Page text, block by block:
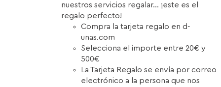
nuestros servicios regalar... ¡este es el
regalo perfecto!
Compra la tarjeta regalo en d-
unas.com
Selecciona el importe entre 20€ y
500€
La Tarjeta Regalo se envía por correo
electrónico a la persona que nos